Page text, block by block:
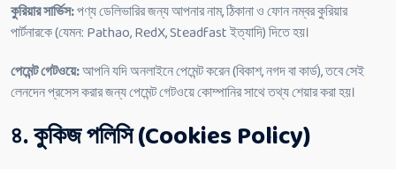
কুরিয়ার সার্ভিস:পণ্য ডেলিভারির জন্য আপনার নাম, ঠিকানা ও ফোন নম্বর কুরিয়ার
পার্টনারকে (যেমন: Pathao, RedX, Steadfast ইত্যাদি) দিতে হয়।
পেমেন্ট গেটওয়ে:আপনি যদি অনলাইনে পেমেন্ট করেন (বিকাশ, নগদ বা কার্ড), তবে সেই
লেনদেন প্রসেস করার জন্য পেমেন্ট গেটওয়ে কোম্পানির সাথে তথ্য শেয়ার করা হয়।
৪. কুকিজ পলিসি (Cookies Policy)